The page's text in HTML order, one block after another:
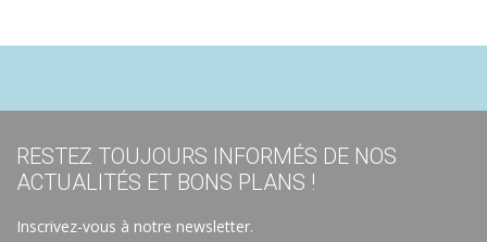
RESTEZ TOUJOURS INFORMÉS DE NOS
ACTUALITÉS ET BONS PLANS !
Inscrivez-vous à notre newsletter.